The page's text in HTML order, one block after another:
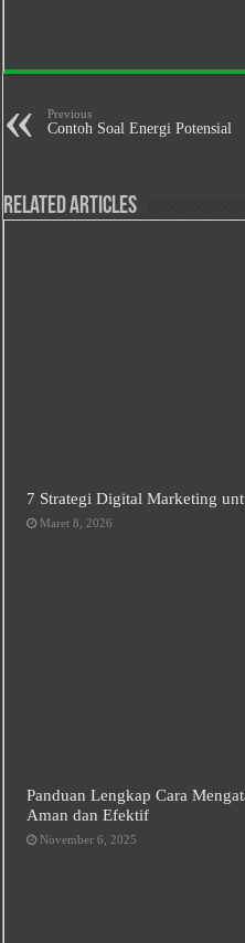
Previous
Contoh Soal Energi Potensial
Related Articles
7 Strategi Digital Marketing
Maret 8, 2026
Panduan Lengkap Cara
Aman dan Efektif
November 6, 2025